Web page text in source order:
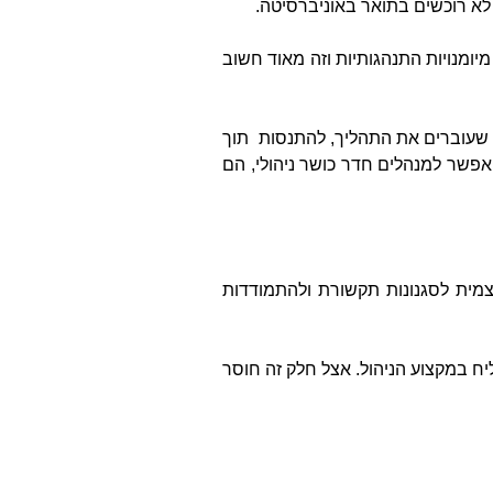
לא רוכשים בתואר באוניברסיטה.
התנהגותיות וזה מאוד חשוב
שעוברים את התהליך, להתנסות תוך
למנהלים חדר כושר ניהולי, הם
לסגנונות תקשורת ולהתמודדות
במקצוע הניהול. אצל חלק זה חוסר